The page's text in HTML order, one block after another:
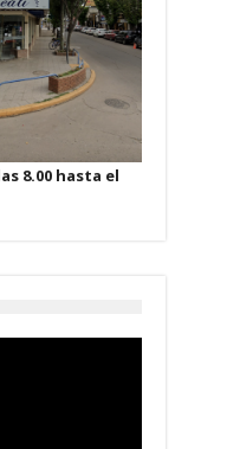
8.00 hasta el